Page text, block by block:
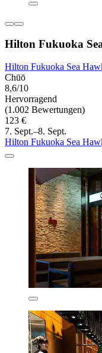
Hilton Fukuoka
Hilton Fukuoka Sea
Chūō
8,6/10
Hervorragend
(1.002 Bewertungen)
123 €
7. Sept.–8. Sept.
Hilton Fukuoka Sea